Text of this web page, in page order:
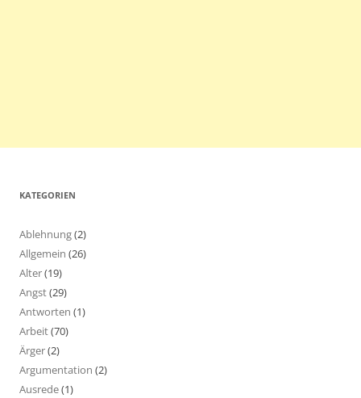
KATEGORIEN
Ablehnung(2)
Allgemein (26)
Alter(19)
Angst(29)
Antworten (1)
Arbeit(70)
Ärger(2)
Argumentation (2)
Ausrede(1)